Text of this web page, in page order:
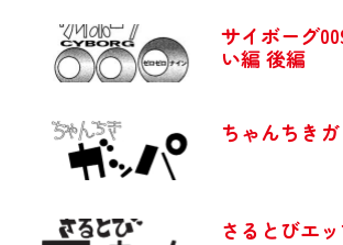
サイボーグ
い編 後編
ちゃんちき
さるとびエ